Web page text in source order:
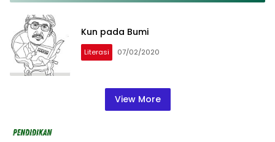
Kun pada Bumi
Literasi 07/02/2020
View More